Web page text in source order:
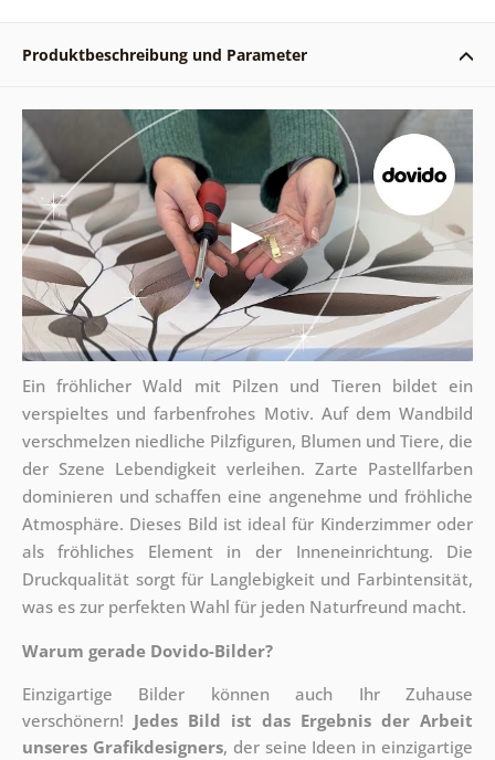
Produktbeschreibung und Parameter
Ein fröhlicher Wald mit Pilzen und Tieren bildet ein
verspieltes und farbenfrohes Motiv. Auf dem Wandbild
verschmelzen niedliche Pilzfiguren, Blumen und Tiere, die
der Szene Lebendigkeit verleihen. Zarte Pastellfarben
dominieren und schaffen eine angenehme und fröhliche
Atmosphäre. Dieses Bild ist ideal für Kinderzimmer oder
als fröhliches Element in der Inneneinrichtung. Die
Druckqualität sorgt für Langlebigkeit und Farbintensität,
was es zur perfekten Wahl für jeden Naturfreund macht.
Warum gerade Dovido-Bilder?
Einzigartige Bilder können auch Ihr Zuhause
verschönern! Jedes Bild ist das Ergebnis der Arbeit
unseres Grafikdesigners, der seine Ideen in einzigartige